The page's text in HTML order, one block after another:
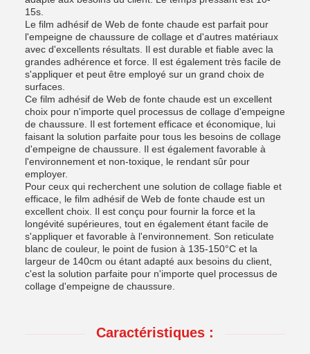
15s.
Le film adhésif de Web de fonte chaude est parfait pour
l'empeigne de chaussure de collage et d'autres matériaux
avec d'excellents résultats. Il est durable et fiable avec la
grandes adhérence et force. Il est également très facile de
s'appliquer et peut être employé sur un grand choix de
surfaces.
Ce film adhésif de Web de fonte chaude est un excellent
choix pour n'importe quel processus de collage d'empeigne
de chaussure. Il est fortement efficace et économique, lui
faisant la solution parfaite pour tous les besoins de collage
d'empeigne de chaussure. Il est également favorable à
l'environnement et non-toxique, le rendant sûr pour
employer.
Pour ceux qui recherchent une solution de collage fiable et
efficace, le film adhésif de Web de fonte chaude est un
excellent choix. Il est conçu pour fournir la force et la
longévité supérieures, tout en également étant facile de
s'appliquer et favorable à l'environnement. Son reticulate
blanc de couleur, le point de fusion à 135-150°C et la
largeur de 140cm ou étant adapté aux besoins du client,
c'est la solution parfaite pour n'importe quel processus de
collage d'empeigne de chaussure.
Caractéristiques :